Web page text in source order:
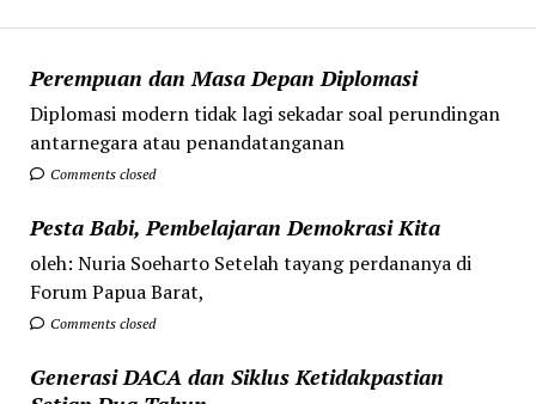
Perempuan dan Masa Depan Diplomasi
Diplomasi modern tidak lagi sekadar soal perundingan
antarnegara atau penandatanganan
Comments closed
Pesta Babi, Pembelajaran Demokrasi Kita
oleh: Nuria Soeharto Setelah tayang perdananya di
Forum Papua Barat,
Comments closed
Generasi DACA dan Siklus Ketidakpastian